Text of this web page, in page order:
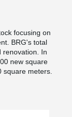
focusing on
BRG's total
renovation. In
new square
meters.